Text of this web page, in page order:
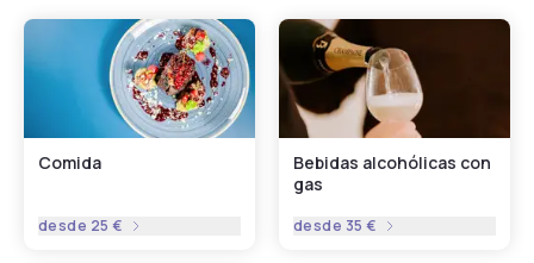
Comida
desde 25 €
Bebidas alcohólicas con
gas
desde 35 €